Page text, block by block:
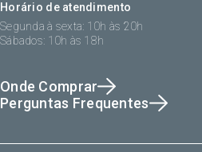
Horário de atendimento
Segunda à sexta: 10h às 20h
Sábados: 10h às 18h
Onde Comprar
Perguntas Frequentes